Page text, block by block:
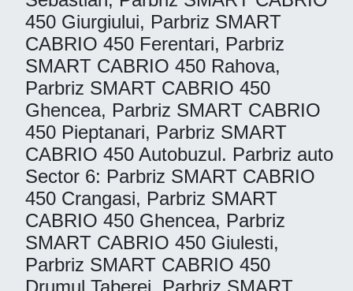
450 Giurgiului, Parbriz SMART
CABRIO 450 Ferentari, Parbriz
SMART CABRIO 450 Rahova,
Parbriz SMART CABRIO 450
Ghencea, Parbriz SMART CABRIO
450 Pieptanari, Parbriz SMART
CABRIO 450 Autobuzul. Parbriz auto
Sector 6: Parbriz SMART CABRIO
450 Crangasi, Parbriz SMART
CABRIO 450 Ghencea, Parbriz
SMART CABRIO 450 Giulesti,
Parbriz SMART CABRIO 450
Drumul Taberei, Parbriz SMART